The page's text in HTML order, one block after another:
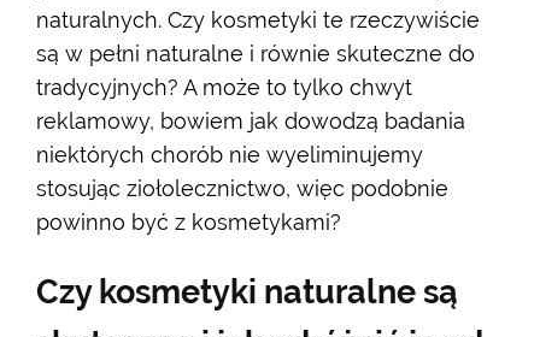
naturalnych. Czy kosmetyki te rzeczywiście
są w pełni naturalne i równie skuteczne do
tradycyjnych? A może to tylko chwyt
reklamowy, bowiem jak dowodzą badania
niektórych chorób nie wyeliminujemy
stosując ziołolecznictwo, więc podobnie
powinno być z kosmetykami?
Czy kosmetyki naturalne są